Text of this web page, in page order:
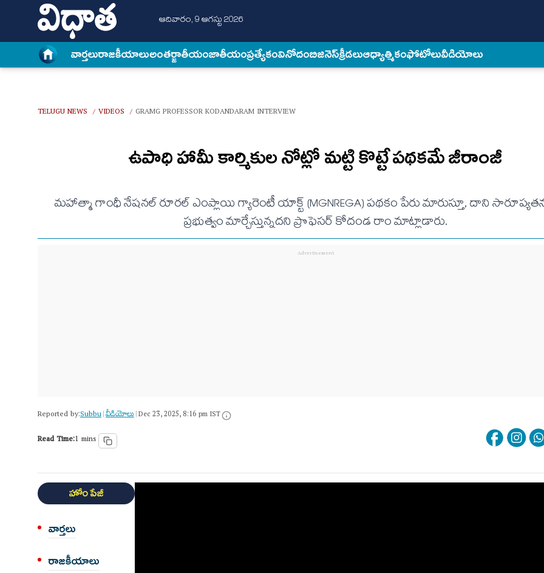
ఆదివారం, 9 ఆగస్టు 2026
వార్త‌లురాజకీయాలుఅంత‌ర్జాతీయంజాతీయంప్రత్యేకంవినోదంబిజినెస్క్రీడలుఆధ్యాత్మికంఫోటోలువీడియోలు
TELUGU NEWS / VIDEOS / GRAMG PROFESSOR KODANDARAM INTERVIEW
ఉపాధి హామీ కార్మికుల నోట్లో మట్టి కొట్టే పథకమే జీరాంజీ
మహాత్మా గాంధీ నేషనల్ రూరల్ ఎంప్లాయి గ్యారెంటీ యాక్ట్ (MGNREGA) పథకం పేరు మారుస్తూ, దాని
ప్రభుత్వం మార్చేస్తున్నదని ప్రొఫెసర్ కోదండ రాం మాట్లాడారు.
Reported by:Subbu|వీడియోలు|Dec 23, 2025, 8:16 pm IST
Read Time:1 mins
హోం పేజీ
వార్త‌లు
రాజకీయాలు